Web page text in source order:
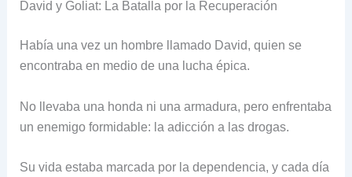
David y Goliat: La Batalla por la Recuperación
Había una vez un hombre llamado David, quien se
encontraba en medio de una lucha épica.
No llevaba una honda ni una armadura, pero enfrentaba
un enemigo formidable: la adicción a las drogas.
Su vida estaba marcada por la dependencia, y cada día